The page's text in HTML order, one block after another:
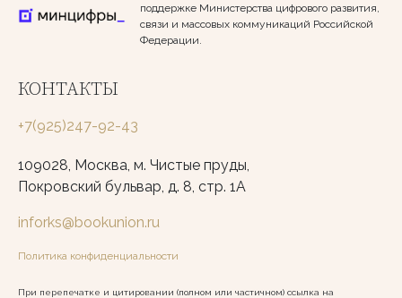
поддержке Министерства цифрового развития,
связи и массовых коммуникаций Российской
Федерации.
КОНТАКТЫ
+7(925)247-92-43
109028, Москва, м. Чистые пруды,
Покровский бульвар, д. 8, стр. 1А
inforks@bookunion.ru
Политика конфиденциальности
При перепечатке и цитировании (полном или частичном) ссылка на